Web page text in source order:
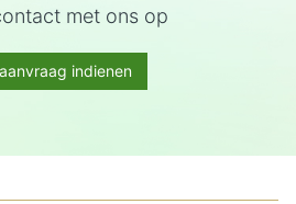
met ons op
indienen